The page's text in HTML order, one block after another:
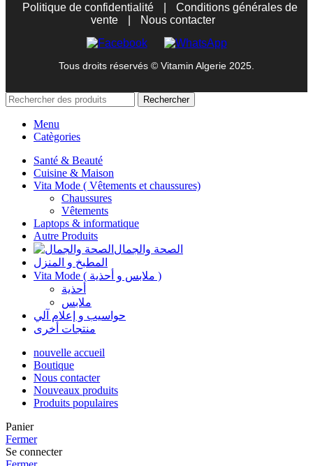
Politique de confidentialité
Conditions générales de
vente
Nous contacter
Tous droits réservés © Vitamin Algerie 2025.
Rechercher
Menu
Catègories
Santé & Beauté
Cuisine & Maison
Vita Mode ( Vêtements et chaussures)
Chaussures
Vêtements
Laptops & informatique
Autre Produits
الصحة والجمال
المطبخ و المنزل
Vita Mode ( ملابس و أحذية )
أحذية
ملابس
حواسيب و إعلام آلي
منتجات أخرى
nouvelle accueil
Boutique
Nous contacter
Nouveaux produits
Produits populaires
Panier
Fermer
Se connecter